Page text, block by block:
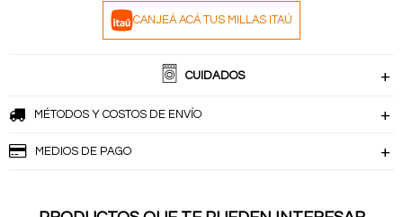
CANJEÁ ACÁ TUS MILLAS ITAÚ
CUIDADOS
MÉTODOS Y COSTOS DE ENVÍO
MEDIOS DE PAGO